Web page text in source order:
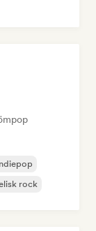
rock